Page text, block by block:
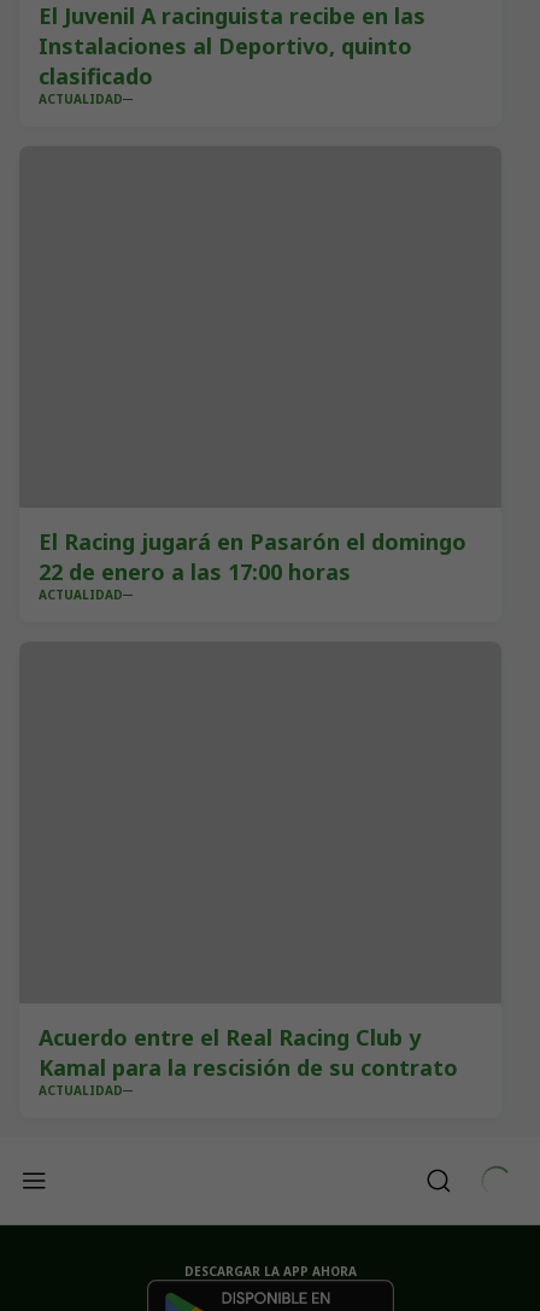
El Juvenil A racinguista recibe en las
Instalaciones al Deportivo, quinto
clasificado
ACTUALIDAD
El Racing jugará en Pasarón el domingo
22 de enero a las 17:00 horas
ACTUALIDAD
Acuerdo entre el Real Racing Club y
Kamal para la rescisión de su contrato
ACTUALIDAD
DESCARGAR LA APP AHORA